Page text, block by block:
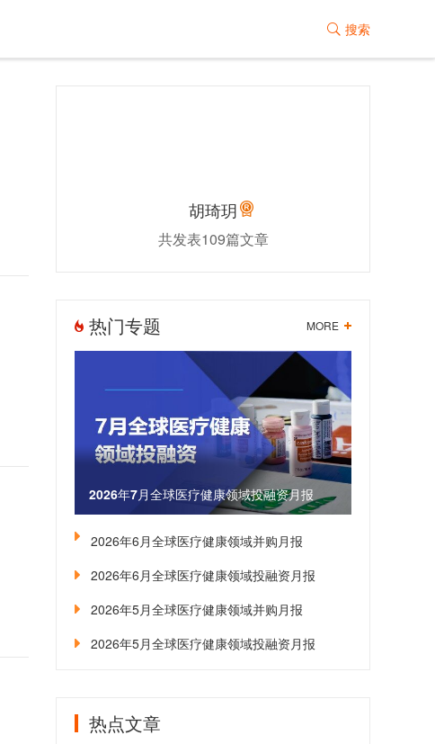
 搜索
胡琦玥
共发表109篇文章
热门专题 MORE
2026年7月全球医疗健康领域投融资月报
2026年6月全球医疗健康领域并购月报
2026年6月全球医疗健康领域投融资月报
2026年5月全球医疗健康领域并购月报
2026年5月全球医疗健康领域投融资月报
热点文章